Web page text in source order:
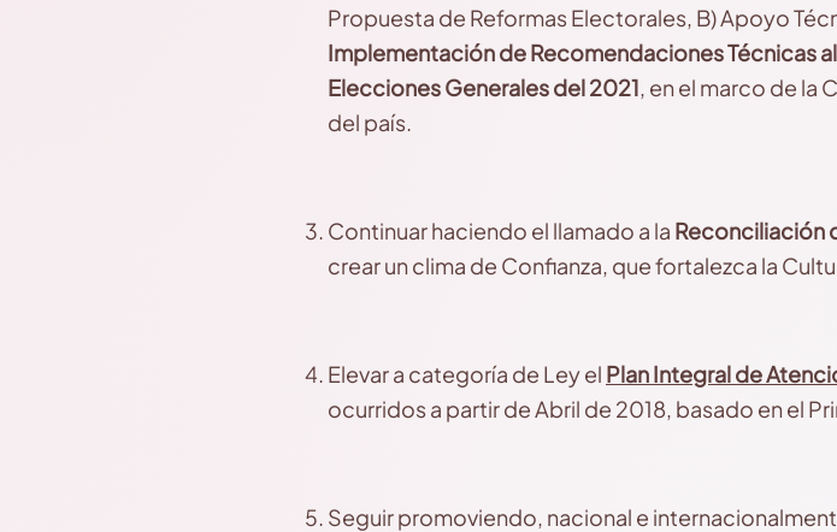
Propuesta de Reformas Electorales, B) Apoyo
Implementación de Recomendaciones Técnicas
Elecciones Generales del 2021, en el marco de la
del país.
Continuar haciendo el llamado a la Reconciliación
crear un clima de Confianza, que fortalezca la
Elevar a categoría de Ley el Plan Integral de
ocurridos a partir de Abril de 2018, basado en el
Seguir promoviendo, nacional e